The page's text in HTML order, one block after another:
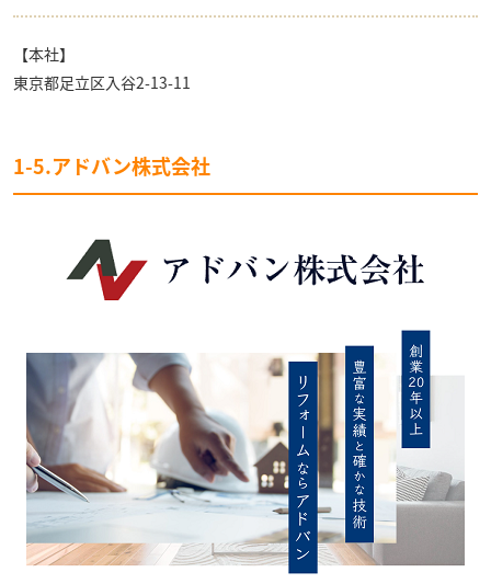
【本社】
東京都足立区入谷2-13-11
1-5.アドバン株式会社